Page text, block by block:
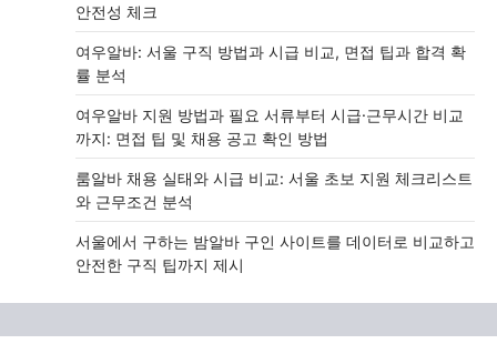
안전성 체크
여우알바: 서울 구직 방법과 시급 비교, 면접 팁과 합격 확
률 분석
여우알바 지원 방법과 필요 서류부터 시급·근무시간 비교
까지: 면접 팁 및 채용 공고 확인 방법
룸알바 채용 실태와 시급 비교: 서울 초보 지원 체크리스트
와 근무조건 분석
서울에서 구하는 밤알바 구인 사이트를 데이터로 비교하고
안전한 구직 팁까지 제시